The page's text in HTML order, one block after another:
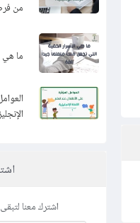
من
ما هي
اشترك معنا